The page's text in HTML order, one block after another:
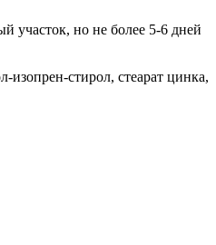
участок, но не более 5-6 дней
стирол, стеарат цинка,